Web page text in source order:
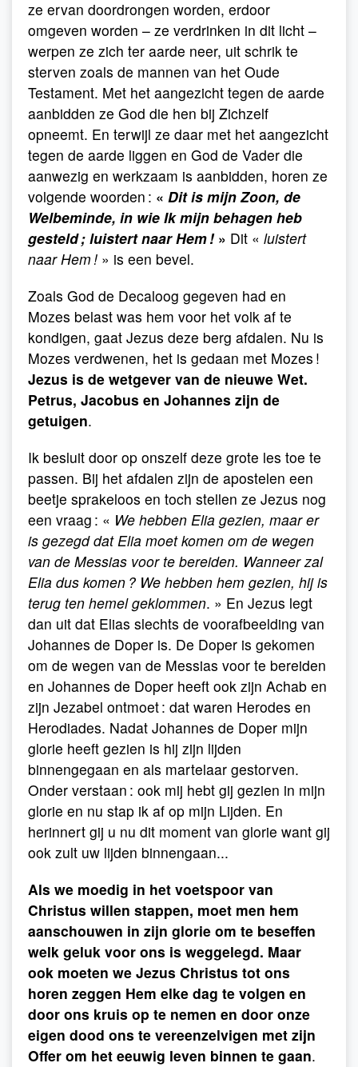
ze ervan doordrongen worden, erdoor
omgeven worden – ze verdrinken in dit licht –
werpen ze zich ter aarde neer, uit schrik te
sterven zoals de mannen van het Oude
Testament. Met het aangezicht tegen de aarde
aanbidden ze God die hen bij Zichzelf
opneemt. En terwijl ze daar met het aangezicht
tegen de aarde liggen en God de Vader die
aanwezig en werkzaam is aanbidden, horen ze
volgende woorden : « Dit is mijn Zoon, de
Welbeminde, in wie Ik mijn behagen heb
gesteld ; luistert naar Hem !» Dit « luistert
naar Hem ! » is een bevel.
Zoals God de Decaloog gegeven had en
Mozes belast was hem voor het volk af te
kondigen, gaat Jezus deze berg afdalen. Nu is
Mozes verdwenen, het is gedaan met Mozes !
Jezus is de wetgever van de nieuwe Wet.
Petrus, Jacobus en Johannes zijn de
getuigen.
Ik besluit door op onszelf deze grote les toe te
passen. Bij het afdalen zijn de apostelen een
beetje sprakeloos en toch stellen ze Jezus nog
een vraag : « We hebben Elia gezien, maar er
is gezegd dat Elia moet komen om de wegen
van de Messias voor te bereiden. Wanneer zal
Elia dus komen ? We hebben hem gezien, hij is
terug ten hemel geklommen. » En Jezus legt
dan uit dat Elias slechts de voorafbeelding van
Johannes de Doper is. De Doper is gekomen
om de wegen van de Messias voor te bereiden
en Johannes de Doper heeft ook zijn Achab en
zijn Jezabel ontmoet : dat waren Herodes en
Herodiades. Nadat Johannes de Doper mijn
glorie heeft gezien is hij zijn lijden
binnengegaan en als martelaar gestorven.
Onder verstaan : ook mij hebt gij gezien in mijn
glorie en nu stap ik af op mijn Lijden. En
herinnert gij u nu dit moment van glorie want gij
ook zult uw lijden binnengaan...
Als we moedig in het voetspoor van
Christus willen stappen, moet men hem
aanschouwen in zijn glorie om te beseffen
welk geluk voor ons is weggelegd. Maar
ook moeten we Jezus Christus tot ons
horen zeggen Hem elke dag te volgen en
door ons kruis op te nemen en door onze
eigen dood ons te vereenzelvigen met zijn
Offer om het eeuwig leven binnen te gaan.